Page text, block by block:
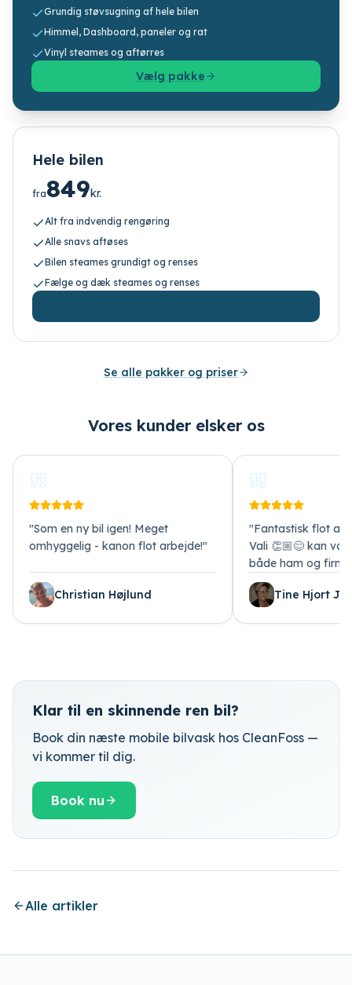
Grundig støvsugning af hele bilen
Himmel, Dashboard, paneler og rat
Vinyl steames og aftørres
Vælg pakke
Hele bilen
fra849kr.
Alt fra indvendig rengøring
Alle snavs aftøses
Bilen steames grundigt og renses
Fælge og dæk steames og renses
Se alle pakker og priser
Vores kunder elsker os
"Som en ny bil igen! Meget
omhyggelig - kanon flot arbejde!"
Christian Højlund
"Fantastisk flot
Vali 👏🏼😊 kan
både ham og
Tine Hjort
Klar til en skinnende ren bil?
Book din næste mobile bilvask hos CleanFoss —
vi kommer til dig.
Book nu
Alle artikler